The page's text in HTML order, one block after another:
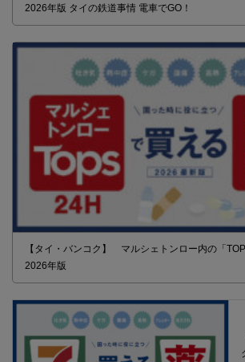
2026年版 タイの鉄道事情 電車でGO！
【タイ・バンコク】 マルシェトンロー内の「
2026年版